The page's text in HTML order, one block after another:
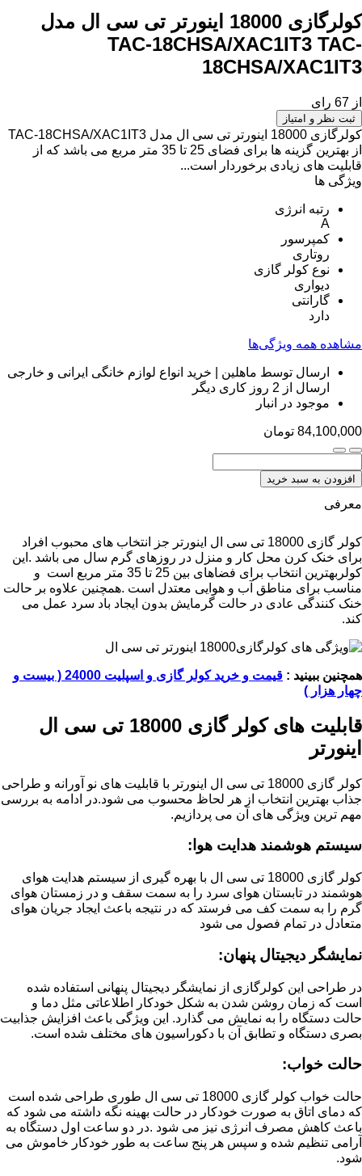
کولرگازی 18000 اینورتر تی سی ال مدل
TAC-18CHSA/XAC1IT3 TAC-
18CHSA/XAC1IT3
از 67 رای
ثبت نظر و امتیاز
کولرگازی 18000 اینورتر تی سی ال مدل TAC-18CHSA/XAC1IT3
از بهترین گزینه ها برای فضای 25 تا 35 متر مربع می باشد که از
قابلیت های زیادی برخوردار است...
ویژگی ها
رتبه انرژی
A
کمپرسور
روتاری
نوع کولر گازی
دیواری
گارانتی
دارد
مشاهده همه ویژگی‌ها
ارسال توسط ماهلین | خرید انواع لوازم خانگی ایرانی و خارجی
ارسال از 2 روز کاری دیگر
موجود در انبار
84,100,000 تومان
افزودن به سبد خرید
معرفی
کولر گازی 18000 تی سی ال اینورتر جز انتخاب های محبوب افراد
برای خنک کرن محل کار و منزل در روزهای گرم سال می باشد .این
کولربهترین انتخاب برای فضاهای بین 25 تا 35 متر مربع است و
مناسب برای مناطق آب و هوایی معتدل است .همچنین علاوه بر حالت
خنک کنندگی عادی در حالت گرمایش بدون ایجاد باد سرد عمل می
کند.
همچنین ببینید :
قیمت و خرید کولر گازی و اسپلیت 24000 ( بیست و
چهار هزار )
قابلیت های کولر گازی 18000 تی سی ال
اینورتر
کولر گازی 18000 تی سی ال اینورتر با قابلیت های نو آورانه و طراحی
جذاب بهترین انتخاب از هر لحاظ محسوب می شود.در ادامه به بررسی
مهم ترین ویژگی های آن می پردازیم.
سیستم هوشمند هدایت هوا:
کولر گازی 18000 تی سی ال با بهره گیری از سیستم هدایت هوای
هوشمند در تابستان هوای سرد را به سمت سقف و در زمستان هوای
گرم را به سمت کف می فرستد که در نتیجه باعث ایجاد جریان هوای
متعادل در تمام فصول می شود
نمایشگر دیجیتال پنهان:
در طراحی این کولرگازی از نمایشگر دیجیتال پنهانی استفاده شده
است که زمان روشن شدن به شکل خودکار اطلاعاتی مثل دما و
حالت دستگاه را به نمایش می گذارد. این ویژگی باعث افزایش جذابیت
بصری دستگاه و تطابق آن با دکوراسیون های مختلف شده است.
حالت خواب:
حالت خواب کولر گازی 18000 تی سی ال طوری طراحی شده است
که دمای اتاق به صورت خودکار در حالت بهینه نگه داشته می شود که
باعث کاهش مصرف انرژی نیز می شود .در دو ساعت اول دستگاه به
آرامی تنظیم شده و سپس هر پنج ساعت به طور خودکار خاموش می
شود.